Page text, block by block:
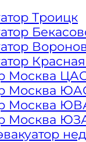
в
Троицк
Москва
Москва
Москва
Москва